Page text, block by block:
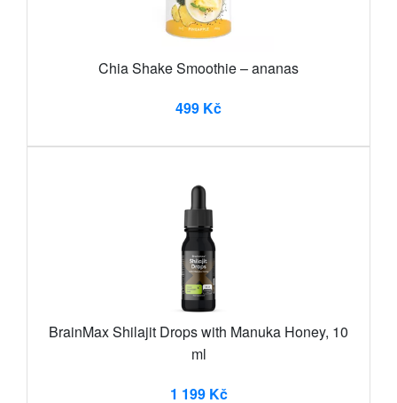
Chia Shake Smoothie – ananas
499 Kč
BrainMax Shilajit Drops with Manuka Honey, 10
ml
1 199 Kč